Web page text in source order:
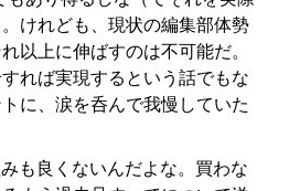
けれども、現状の編集部体勢
以上に伸ばすのは不可能だ。
れば実現するという話でもな
に、涙を呑んで我慢していた
も良くないんだよな。買わな